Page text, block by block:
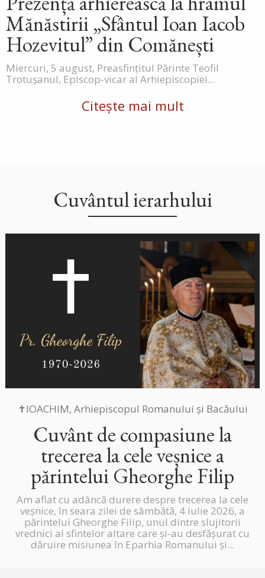
Mănăstirii „Sfântul Ioan Iacob
Hozevitul” din Comănești
Miercuri, 5 august, Preasfințitul Părinte Teofil
Trotușanul, Episcop-vicar al Arhiepiscopiei...
Citește mai mult
Cuvântul ierarhului
✝IOACHIM, Arhiepiscopul Romanului și Bacăului
Cuvânt de compasiune la
trecerea la cele veșnice a
părintelui Gheorghe Filip
Am aflat cu adâncă durere despre trecerea la cele
veșnice, în seara zilei de sâmbătă, 4 iulie 2026, a
părintelui Gheorghe Filip, unul dintre slujitorii
vrednici ai sfintelor altare care și-au desfășurat cu
dăruire misiunea în Eparhia Romanului și...